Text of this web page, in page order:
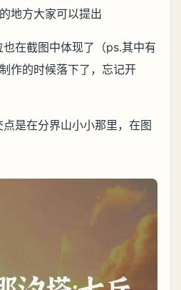
地方大家可以提出
在截图中体现了（ps.其中有
作的时候落下了，忘记开
是在分界山小小那里，在图